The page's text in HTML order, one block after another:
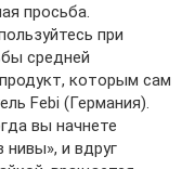
просьба.
при
средней
которым сам
Febi (Германия).
вы начнете
нивы», и вдруг